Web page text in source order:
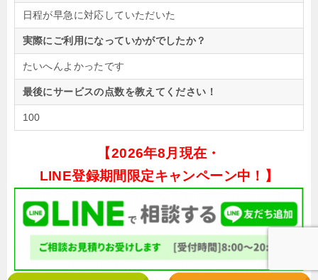
日程が早急に対応していただいた
実際にご利用になっていかがでしたか？
たいへんよかったです
最後にサービスの点数を教えてください！
100
【2026年8月現在・
LINE登録期間限定キャンペーン中！】